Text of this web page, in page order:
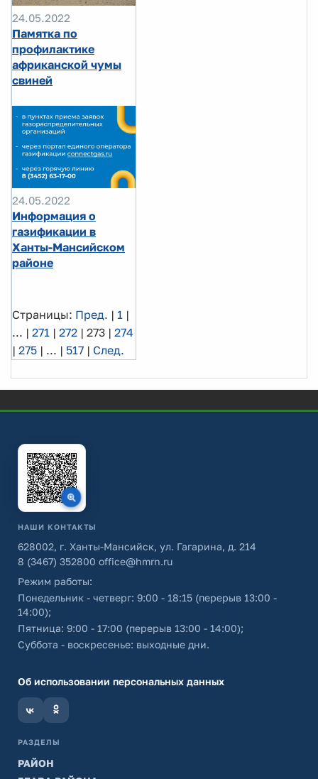
24.05.2022
Памятка по
профилактике
африканской чумы
свиней
24.05.2022
Информация о
газификации в
Ханты-Мансийском
районе
Страницы: Пред. | 1 |
... | 271 | 272 | 273 | 274
| 275 | ... | 517 | След.
НАШИ КОНТАКТЫ
628002, г. Ханты-Мансийск, ул. Гагарина, д. 214
8 (3467) 352800 office@hmrn.ru
Режим работы:
Понедельник - четверг: 9:00 - 18:15 (перерыв 13:00 -
14:00);
Пятница: 9:00 - 17:00 (перерыв 13:00 - 14:00);
Суббота - воскресенье: выходные дни.
Об использовании персональных данных
РАЗДЕЛЫ
РАЙОН